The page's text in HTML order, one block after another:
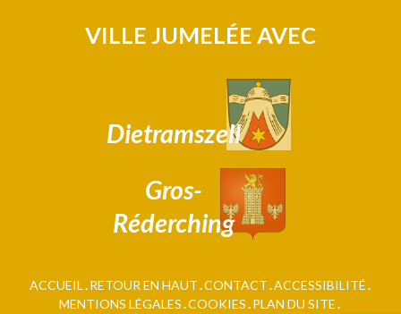
VILLE JUMELÉE AVEC
Dietramszell
Gros-
Réderching
ACCUEIL RETOUR EN HAUT CONTACT ACCESSIBILITÉ
MENTIONS LÉGALES COOKIES PLAN DU SITE